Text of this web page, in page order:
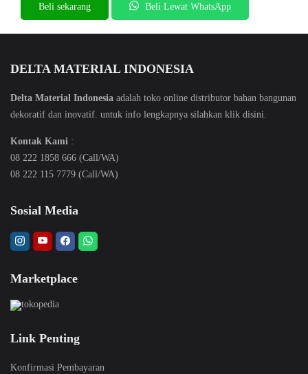
Beli sekarang Beli Lewat WhatsApp
DELTA MATERIAL INDONESIA
Delta Material Indonesia adalah toko online distributor bahan bangunan
dekoratif dan inovatif. untuk info lengkapnya silahkan klik disini
Kontak Kami :
08 222 1858 666 (Call/WA)
08 222 115 7779 (Call/WA)
Sosial Media
Marketplace
Link Penting
Konfirmasi Pembayaran